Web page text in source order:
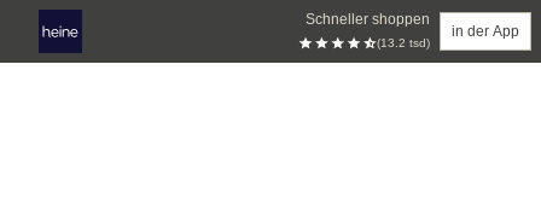
Schneller shoppen
(13.2 tsd)
in der App